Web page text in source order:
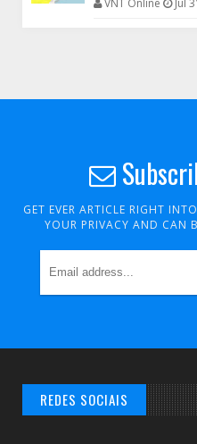
VNT Online Jul
GET EVER ARTICLE RIGHT
YOUR PRIVACY AND CAN
REDES SOCIAIS